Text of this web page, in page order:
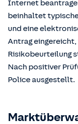
Internet
beinhaltet
und eine
Antrag
Risikobeurteilung
Nach positiver
Police ausgestellt.